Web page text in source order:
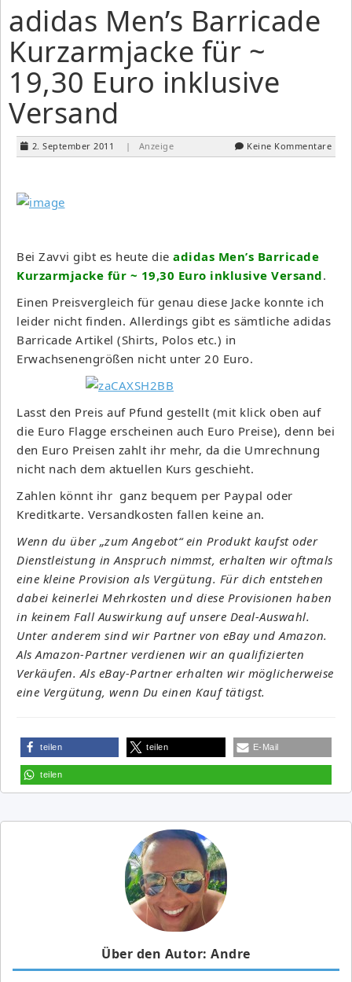
adidas Men’s Barricade
Kurzarmjacke für ~
19,30 Euro inklusive
Versand
2. September 2011 | Anzeige Keine Kommentare
Bei Zavvi gibt es heute die adidas Men’s Barricade
Kurzarmjacke für ~ 19,30 Euro inklusive Versand.
Einen Preisvergleich für genau diese Jacke konnte ich
leider nicht finden. Allerdings gibt es sämtliche adidas
Barricade Artikel (Shirts, Polos etc.) in
Erwachsenengrößen nicht unter 20 Euro.
Lasst den Preis auf Pfund gestellt (mit klick oben auf
die Euro Flagge erscheinen auch Euro Preise), denn bei
den Euro Preisen zahlt ihr mehr, da die Umrechnung
nicht nach dem aktuellen Kurs geschieht.
Zahlen könnt ihr ganz bequem per Paypal oder
Kreditkarte. Versandkosten fallen keine an.
Wenn du über „zum Angebot“ ein Produkt kaufst oder
Dienstleistung in Anspruch nimmst, erhalten wir oftmals
eine kleine Provision als Vergütung. Für dich entstehen
dabei keinerlei Mehrkosten und diese Provisionen haben
in keinem Fall Auswirkung auf unsere Deal-Auswahl.
Unter anderem sind wir Partner von eBay und Amazon.
Als Amazon-Partner verdienen wir an qualifizierten
Verkäufen. Als eBay-Partner erhalten wir möglicherweise
eine Vergütung, wenn Du einen Kauf tätigst.
teilen teilen E-Mail
teilen
Über den Autor: Andre